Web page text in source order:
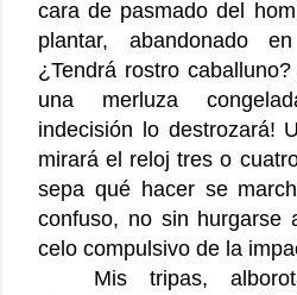
cara de pasmado del
plantar, abandonado
¿Tendrá rostro
una merluza
indecisión lo destrozará!
mirará el reloj tres o
sepa qué hacer se
confuso, no sin hurgarse
celo compulsivo de la
Mis tripas,